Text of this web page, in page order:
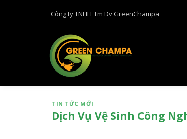
Công ty TNHH Tm Dv GreenChampa
TIN TỨC MỚI
Dịch Vụ Vệ Sinh Công